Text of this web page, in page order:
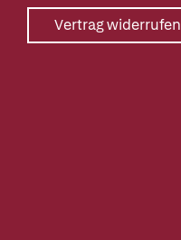
Vertrag widerrufen